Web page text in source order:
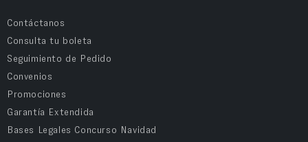
Contáctanos
Consulta tu boleta
Seguimiento de Pedido
Convenios
Promociones
Garantía Extendida
Bases Legales Concurso Navidad